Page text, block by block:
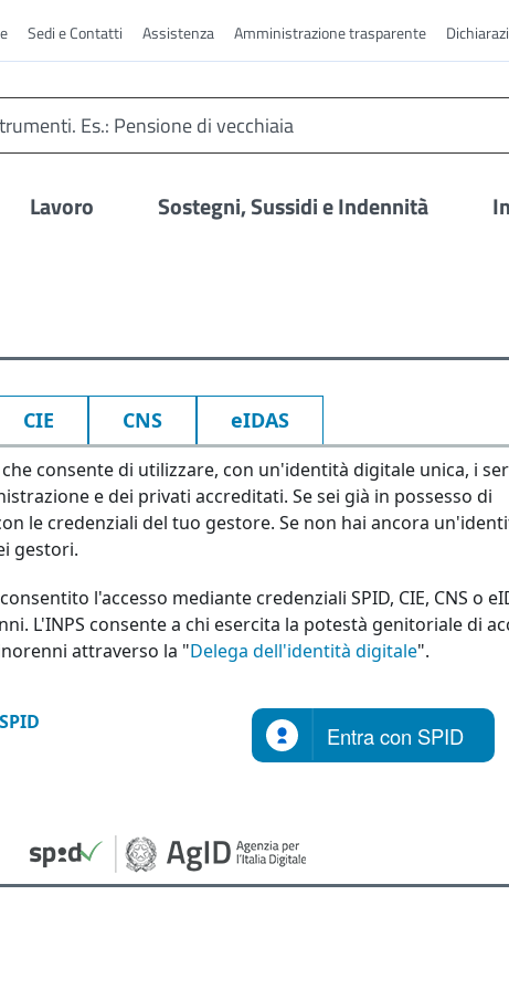
Sedi e Contatti Assistenza Amministrazione trasparente
Lavoro Sostegni, Sussidi e Indennità
CIE CNS eIDAS
che consente di utilizzare, con un'identità digitale unica, i
e dei privati accreditati. Se sei già in possesso di
le credenziali del tuo gestore. Se non hai ancora
gestori.
l'accesso mediante credenziali SPID, CIE, CNS o
L'INPS consente a chi esercita la potestà genitoriale di
attraverso la "Delega dell'identità digitale".
Entra con SPID